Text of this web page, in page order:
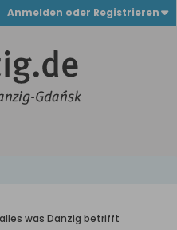
Anmelden oder Registrieren
was Danzig betrifft